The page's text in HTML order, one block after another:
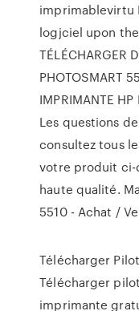
imprimablevirtu
logjciel upon
TÉLÉCHARGER
PHOTOSMART
IMPRIMANTE
Les questions
consultez tous
votre produit ci-
haute qualité.
5510 - Achat /
Télécharger
Télécharger
imprimante